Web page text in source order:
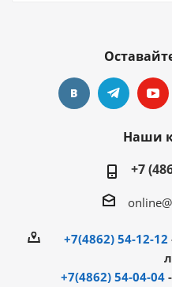
Наши
+7
+7(4862) 54-12-12
+7(4862) 54-04-04